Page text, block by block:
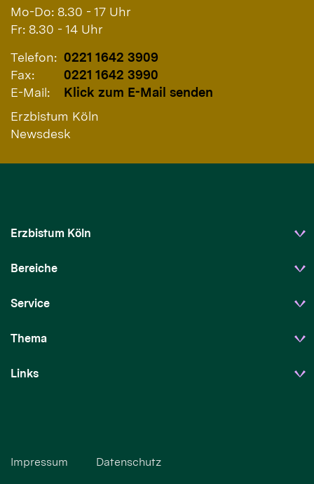
Mo-Do: 8.30 - 17 Uhr
Fr: 8.30 - 14 Uhr
Telefon: 0221 1642 3909
Fax:
0221 1642 3990
E-Mail:
Klick zum E-Mail senden
Erzbistum Köln
Newsdesk
Erzbistum Köln
Bereiche
Service
Thema
Links
Impressum Datenschutz